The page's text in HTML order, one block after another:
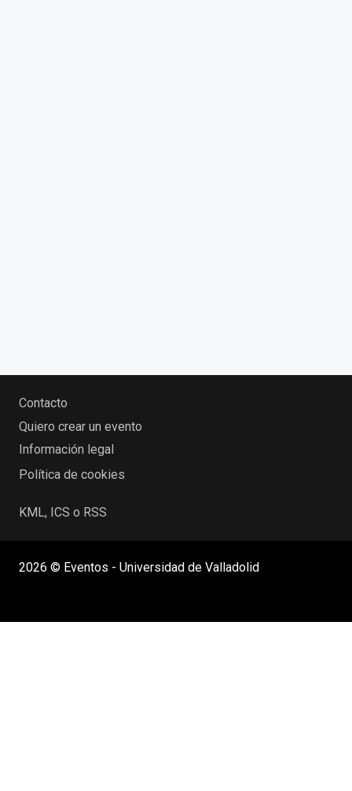
Contacto
Quiero crear un evento
Información legal
Política de cookies
KML, ICS o RSS
2026 © Eventos - Universidad de Valladolid